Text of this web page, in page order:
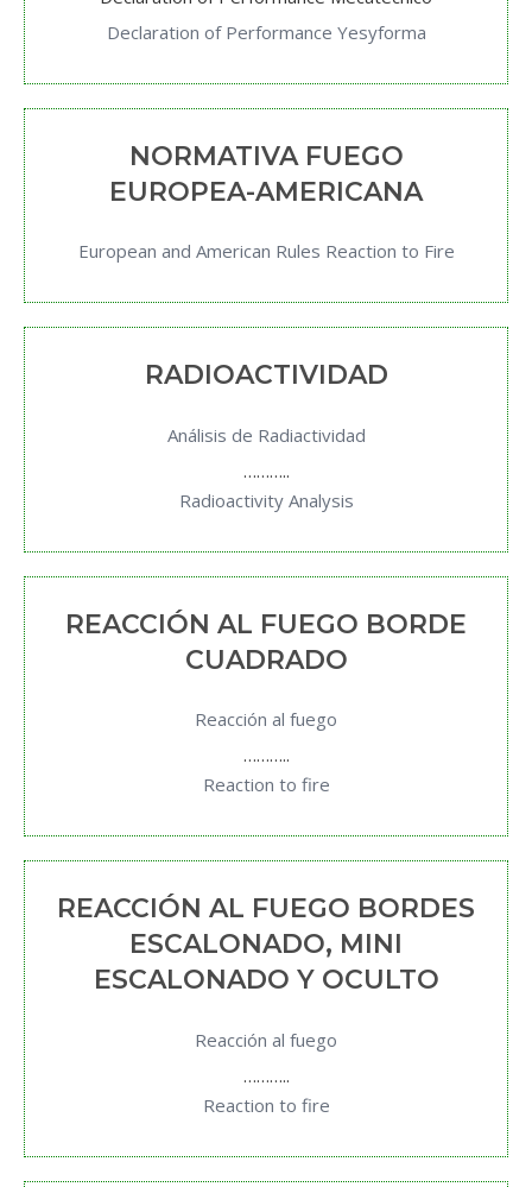
Declaration of Performance Yesyforma
NORMATIVA FUEGO
EUROPEA-AMERICANA
European and American Rules Reaction to Fire
RADIOACTIVIDAD
Análisis de Radiactividad
………..
Radioactivity Analysis
REACCIÓN AL FUEGO BORDE
CUADRADO
Reacción al fuego
………..
Reaction to fire
REACCIÓN AL FUEGO BORDES
ESCALONADO, MINI
ESCALONADO Y OCULTO
Reacción al fuego
………..
Reaction to fire